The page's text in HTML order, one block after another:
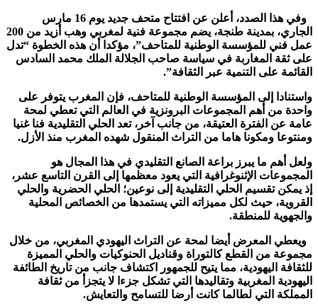
وفي هذا الصدد، أعلن عن افتتاح متحف جديد يوم 16 مارس
الجاري، بمدينة طنجة، يضم مجموعة فنية لمغربي وهب أزيد من 200
عمل فني للمؤسسة الوطنية للمتاحف”، مؤكدا أن هذه الخطوة “تدل
على ثقة المغاربة في سياسة صاحب الجلالة الملك محمد السادس
القائمة على التنمية عبر الثقافة”.
واستنادا إلى المؤسسة الوطنية للمتاحف، فإن المغرب يتوفر على
واحدة من أهم المجموعات البرونزية في العالم التي تعطي لمحة
عامة عن الفترة العتيقة، من جانب آخر، تعد الحلي التقليدية فنا غنيا
ومنتوعا ومكونا هاما من التراث المنقول شهده المغرب منذ الأزل.
ولعل أهم ما يبرز براعة الصانع التقليدي في هذا المجال هو
المجموعات الإثنوغرافية التي يعود معظمها إلى القرن التاسع عشر،
إذ يمكن تقسيم الحلي التقليدية إلى نوعين؛ الحلي الحضرية والحلي
القروية، حيث لكل مميزاته التي يستمدها من الخصائص المحلية
والجهوية للمنطقة.
ويعطي المعرض أيضا لمحة عن التراث اليهودي المغربي، من خلال
مجموعة من القطع كالتوراة وقناديل الحنوكيات والحلي المميزة
للثقافة اليهودية، مما يتيح للجمهور اكتشاف جانب من تاريخ الطائفة
اليهودية المغربية وتقاليدها التي تشكل جزءا لا يتجزأ من ثقافة
المملكة التي لطالما كانت أرضا للتسامح والتعايش.